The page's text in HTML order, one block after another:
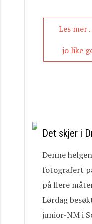
Les mer
jo like
Det skjer i
Denne
fotografert
på flere
Lørdag
junior-NM i